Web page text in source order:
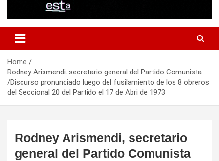
Home
Rodney Arismendi, secretario general del Partido Comunista
/Discurso pronunciado luego del fusilamiento de los 8 obreros
del Seccional 20 del Partido el 17 de Abri de 1973
Rodney Arismendi, secretario
general del Partido Comunista